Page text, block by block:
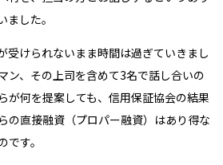
した。
受けられないまま時間は過ぎていきまし
ン、その上司を含めて3名で話し合いの
が何を提案しても、信用保証協会の結果
の直接融資（プロパー融資）はあり得な
す。